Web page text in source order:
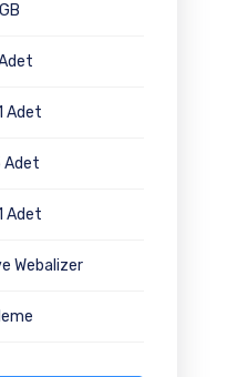
Adet
Adet
Adet
Webalizer